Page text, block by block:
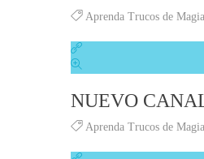
Aprenda Trucos de
NUEVO
Aprenda Trucos de